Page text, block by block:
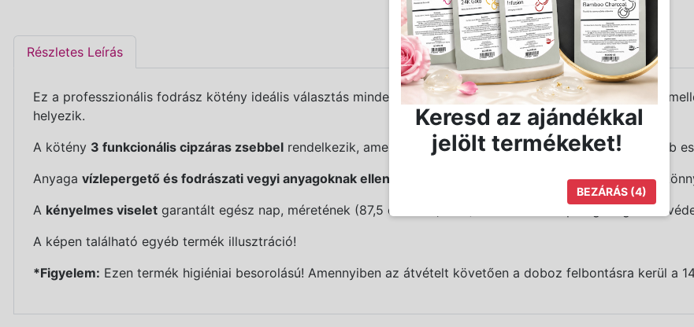
Részletes Leírás
Ez a professzionális fodrász kötény ideális választás minden fodrász és barber számára, akik a kényelem
helyezik.
A kötény 3 funkcionális cipzáras zsebbel rendelkezik, amelyekben kényelmesen tárolhatod a legfontosabb
Anyaga vízlepergető és fodrászati vegyi anyagoknak ellenálló
, így biztosítja a hosszú élettartamot és a
A kényelmes viselet garantált egész nap, méretének (87,5 cm x 53,5 cm) köszönhetően pedig megfelelő
A képen található egyéb termék illusztráció!
*Figyelem: Ezen termék higiéniai besorolású! Amennyiben az átvételt követően a doboz felbontásra kerül a
Keresd az ajándékkal
jelölt termékeket!
BEZÁRÁS (4)